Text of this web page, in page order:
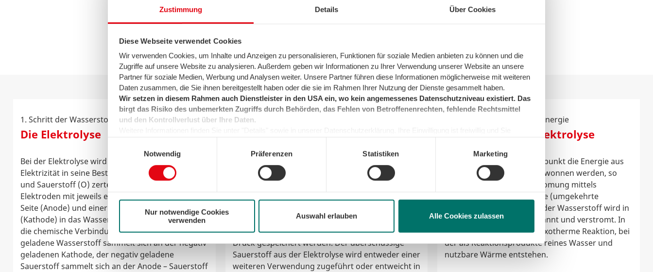
Zustimmung Details Über Cookies
Diese Webseite verwendet Cookies
Wir verwenden Cookies, um Inhalte und Anzeigen zu personalisieren, Funktionen für soziale Medien anbieten zu können und die
Zugriffe auf unsere Website zu analysieren. Außerdem geben wir Informationen zu Ihrer Verwendung unserer Website an unsere
Partner für soziale Medien, Werbung und Analysen weiter. Unsere Partner führen diese Informationen möglicherweise mit weiteren
Daten zusammen, die Sie ihnen bereitgestellt haben oder die sie im Rahmen Ihrer Nutzung der Dienste gesammelt haben.
Wir setzen in diesem Rahmen auch Dienstleister in den USA ein, wo kein angemessenes Datenschutzniveau existiert. Das
birgt das Risiko des unbemerkten Zugriffs durch Behörden, das Fehlen von Betroffenenrechten, fehlende Rechtsmittel
und den Kontrollverlust über Ihre Daten.
der Cookies auf das notwendige Minimum, um die Seite betreiben zu können.
Notwendig
Präferenzen Statistiken Marketing
Nur notwendige Cookies
verwenden
Auswahl erlauben Alle Cookies zulassen
diesen Zweck. Hierbei wird Energie in Form von Strom aufgewändet, um den Wasserstoff abzuscheiden
1. Schritt der Wasserstoff-Energie
Die Elektrolyse
Bei der Elektrolyse wird Wasser (H
O) mittels
Elektrizität in seine Bestandteile Wasserstoff (H)
und Sauerstoff (O) zerteilt. Hierzu werden zwei
Elektroden mit jeweils einer positiv geladenen
Seite (Anode) und einer negativ geladenen Seite
(Kathode) in das Wasser getaucht. Der Strom löst
die chemische Verbindung auf: Der positiv
geladene Wasserstoff sammelt sich an der negativ
geladenen Kathode, der negativ geladene
Sauerstoff sammelt sich an der Anode – Sauerstoff
2. Schritt der Wasserstoff-Energie
Wasserstoff gespeichert werden. Die Speicherung
großen Wasserstoffspeichern
(Kavernenspeichern) im Untergrund unter hohem
Druck gespeichert werden. Der überschüssige
Sauerstoff aus der Elektrolyse wird entweder einer
weiteren Verwendung zugeführt oder entweicht in
3. Schritt der Wasserstoff-Energie
Die umgekehrte Elektrolyse
Soll zu einem späteren Zeitpunkt die Energie aus
dem Wasserstoff zurückgewonnen werden, so
kann entweder eine Verstromung mittels
Wasserstoff-Brennstoffzelle (umgekehrte
Elektrolyse) erfolgen oder der Wasserstoff wird in
einem Gaskraftwerk verbrannt und verstromt. In
beiden Fällen erfolgt eine exotherme Reaktion, bei
der als Reaktionsprodukte reines Wasser und
nutzbare Wärme entstehen.